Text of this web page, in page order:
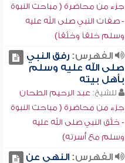
جزء من محاضرة ( مباحث النبوة
- صفات النبي صلى الله عليه
وسلم خلقاً وخلُقاً)
الفهرس:رفق النبي
صلى الله عليه وسلم
بأهل بيته
للشيخ: عبد الرحيم الطحان
جزء من محاضرة ( مباحث النبوة
- خلُق النبي صلى الله عليه
وسلم مع أسرته)
الفهرس:النهي عن